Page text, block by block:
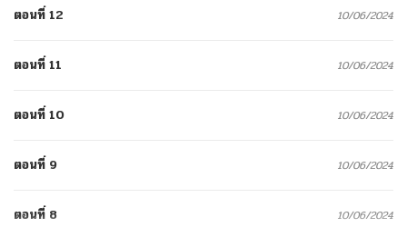
ตอนที่ 12 10/06/2024
ตอนที่ 11 10/06/2024
ตอนที่ 10 10/06/2024
ตอนที่ 9 10/06/2024
ตอนที่ 8 10/06/2024